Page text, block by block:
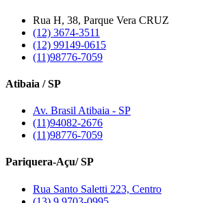
Rua H, 38, Parque Vera CRUZ
(12) 3674-3511
(12) 99149-0615
(11)98776-7059
Atibaia / SP
Av. Brasil Atibaia - SP
(11)94082-2676
(11)98776-7059
Pariquera-Açu/ SP
Rua Santo Saletti 223, Centro